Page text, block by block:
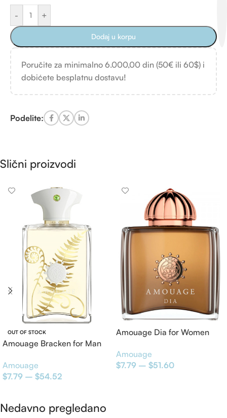
- +
Dodaj u korpu
Poručite za minimalno 6.000,00 din (50€ ili 60$) i
dobićete besplatnu dostavu!
Podelite:
Slični proizvodi
OUT OF STOCK
Amouage Bracken for Man
Amouage
$7.79 – $54.52
Amouage Dia for Women
Amouage
$7.79 – $51.60
Nedavno pregledano